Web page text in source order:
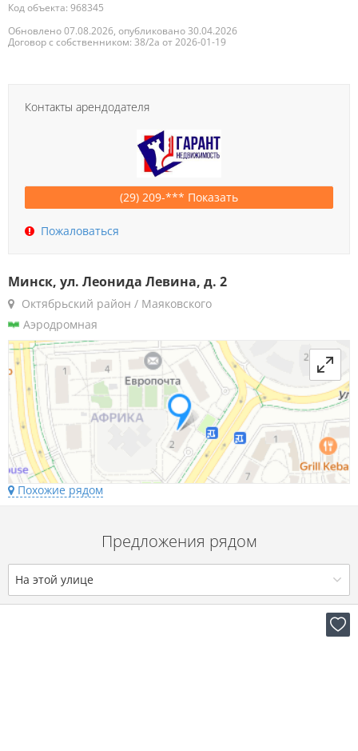
Код объекта: 968345
Обновлено 07.08.2026, опубликовано 30.04.2026
Договор с собственником: 38/2а от 2026-01-19
Контакты арендодателя
(29) 209-*** Показать
Пожаловаться
Минск, ул. Леонида Левина, д. 2
Октябрьский район / Маяковского
Аэродромная
Похожие рядом
Предложения рядом
На этой улице